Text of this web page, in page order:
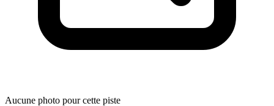
Aucune photo pour cette piste